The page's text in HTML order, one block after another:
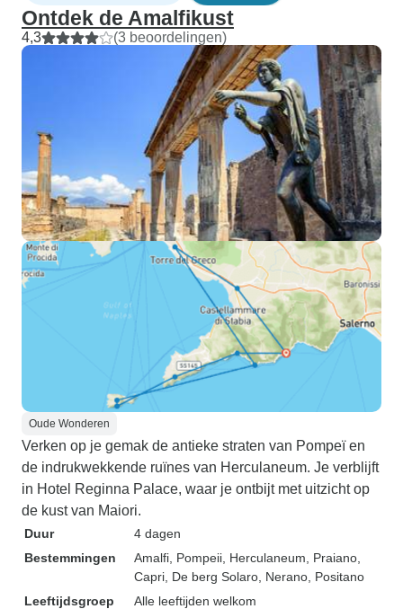
Ontdek de Amalfikust
4,3 (3 beoordelingen)
Oude Wonderen
Verken op je gemak de antieke straten van Pompeï en
de indrukwekkende ruïnes van Herculaneum. Je verblijft
in Hotel Reginna Palace, waar je ontbijt met uitzicht op
de kust van Maiori.
Duur
4 dagen
Bestemmingen
Amalfi , Pompeii , Herculaneum , Praiano
Capri , De berg Solaro , Nerano , Positano
Leeftijdsgroep
Alle leeftijden welkom